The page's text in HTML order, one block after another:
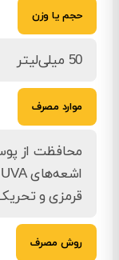
حجم یا وزن
50 میلی‌لیتر
موارد مصرف
محافظت از
قرمزی و
روش مصرف